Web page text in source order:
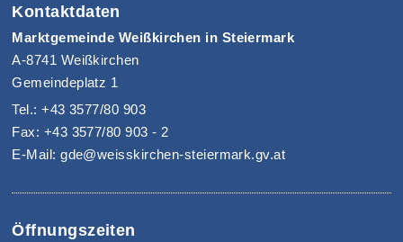
Kontaktdaten
Marktgemeinde Weißkirchen in Steiermark
A-8741 Weißkirchen
Gemeindeplatz 1
Tel.: +43 3577/80 903
Fax: +43 3577/80 903 - 2
E-Mail: gde@weisskirchen-steiermark.gv.at
Öffnungszeiten